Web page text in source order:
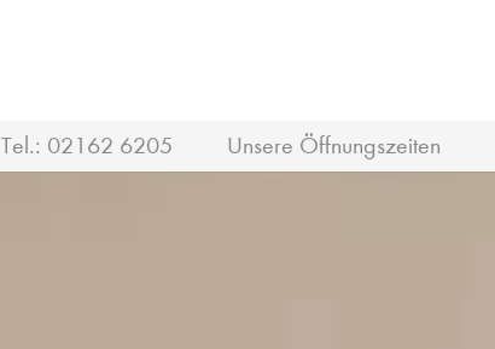
Tel.: 02162 6205 Unsere Öffnungszeiten